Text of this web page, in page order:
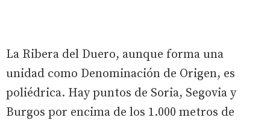
La Ribera del Duero, aunque forma una
unidad como Denominación de Origen, es
poliédrica. Hay puntos de Soria, Segovia y
Burgos por encima de los 1.000 metros de